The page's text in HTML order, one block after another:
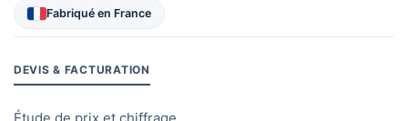
Fabriqué en France
DEVIS & FACTURATION
Étude de prix et chiffrage